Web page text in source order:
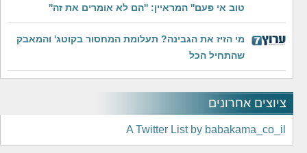
טוב אי פעם'' המראיין: ''הם לא אומרים את זה''
מי הזיז את הגבינה? תעלומת המחסור בקוטג' והמאבק
שהתחיל הכל
ציוצים אחרונים
A Twitter List by babakama_co_il